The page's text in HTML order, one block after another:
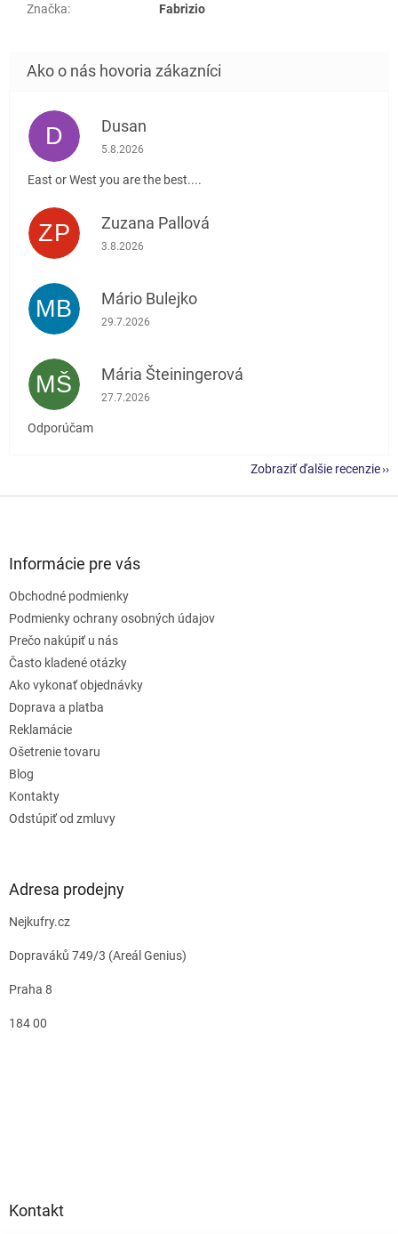
Značka: Fabrizio
D Dusan
Hodnotenie obchodu je 5 z 5 hviezdičiek.
5.8.2026
East or West you are the best....
ZP Zuzana Pallová
Hodnotenie obchodu je 5 z 5 hviezdičiek.
3.8.2026
MB Mário Bulejko
Hodnotenie obchodu je 5 z 5 hviezdičiek.
29.7.2026
MŠ Mária Šteiningerová
Hodnotenie obchodu je 5 z 5 hviezdičiek.
27.7.2026
Odporúčam
Zobraziť ďalšie recenzie
Informácie pre vás
Obchodné podmienky
Podmienky ochrany osobných údajov
Prečo nakúpiť u nás
Často kladené otázky
Ako vykonať objednávky
Doprava a platba
Reklamácie
Ošetrenie tovaru
Blog
Kontakty
Odstúpiť od zmluvy
Adresa prodejny
Nejkufry.cz
Dopraváků 749/3 (Areál Genius)
Praha 8
184 00
Kontakt